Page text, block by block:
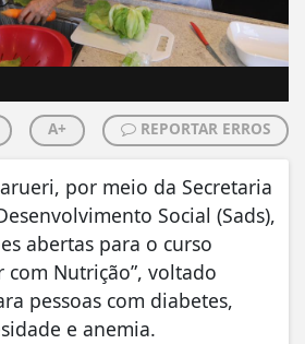
A+ REPORTAR ERROS
por meio da Secretaria
Social (Sads),
abertas para o curso
com Nutrição”, voltado
pessoas com diabetes,
e anemia.